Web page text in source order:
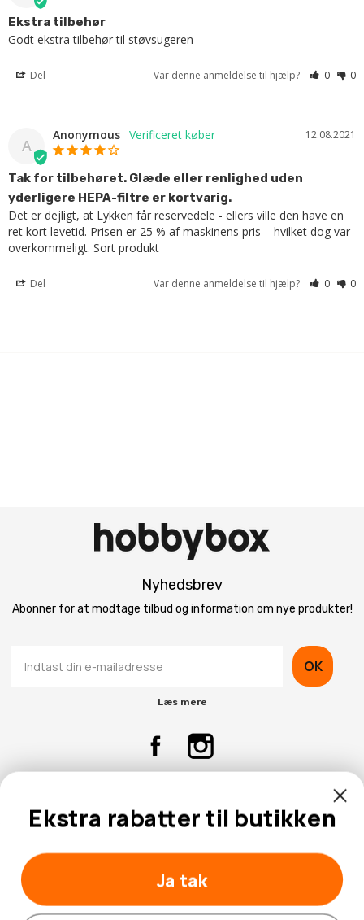
Ekstra tilbehør
Godt ekstra tilbehør til støvsugeren
Del Var denne anmeldelse til hjælp? 0 0
A
12.08.2021
Anonymous
Tak for tilbehøret. Glæde eller renlighed uden
yderligere HEPA-filtre er kortvarig.
Det er dejligt, at Lykken får reservedele - ellers ville den have en
ret kort levetid. Prisen er 25 % af maskinens pris – hvilket dog var
overkommeligt. Sort produkt
Del Var denne anmeldelse til hjælp? 0 0
Nyhedsbrev
Abonner for at modtage tilbud og information om nye produkter!
OK
Læs mere
Ekstra rabatter til butikken
Ja tak
Nej tak